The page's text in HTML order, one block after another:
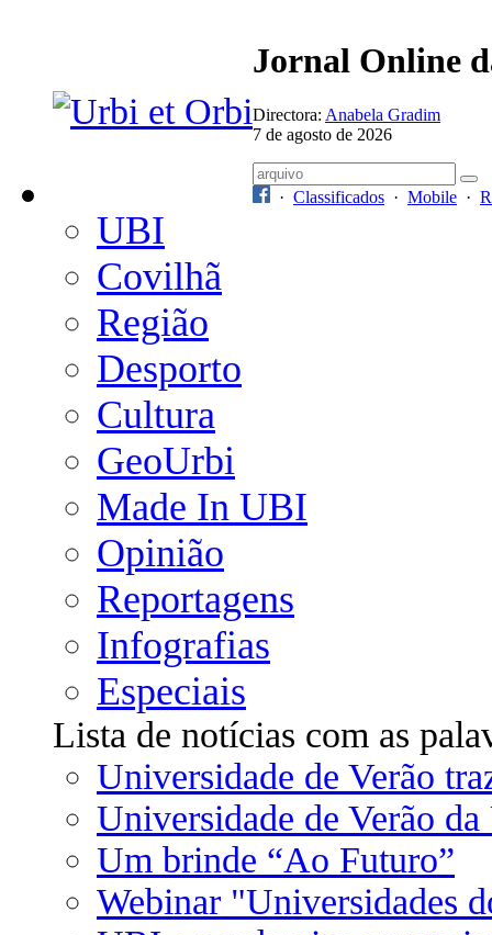
Jornal Online
Directora: Anabela Gradim
7 de agosto de 2026
· Classificados · Mobile ·
UBI
Covilhã
Região
Desporto
Cultura
GeoUrbi
Made In UBI
Opinião
Reportagens
Infografias
Especiais
Lista de notícias com as
Universidade de Verão
Universidade de Verão
Um brinde “Ao Futuro”
Webinar "Universidades